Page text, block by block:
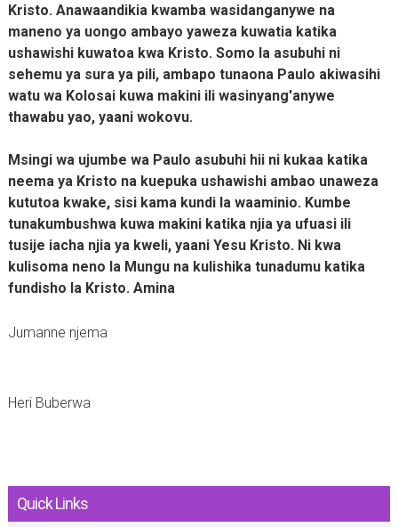
Kristo. Anawaandikia kwamba wasidanganywe na
maneno ya uongo ambayo yaweza kuwatia katika
ushawishi kuwatoa kwa Kristo. Somo la asubuhi ni
sehemu ya sura ya pili, ambapo tunaona Paulo akiwasihi
watu wa Kolosai kuwa makini ili wasinyang'anywe
thawabu yao, yaani wokovu.
Msingi wa ujumbe wa Paulo asubuhi hii ni kukaa katika
neema ya Kristo na kuepuka ushawishi ambao unaweza
kututoa kwake, sisi kama kundi la waaminio. Kumbe
tunakumbushwa kuwa makini katika njia ya ufuasi ili
tusije iacha njia ya kweli, yaani Yesu Kristo. Ni kwa
kulisoma neno la Mungu na kulishika tunadumu katika
fundisho la Kristo. Amina
Jumanne njema
Heri Buberwa
Quick Links